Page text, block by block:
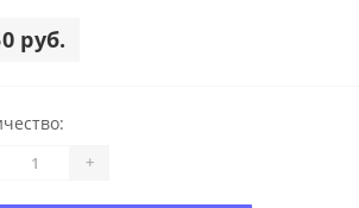
руб.
+